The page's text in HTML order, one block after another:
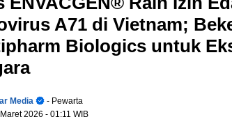
A71 di Vietnam;
Biologics untuk
Media
- Pewarta
2026 - 01:11 WIB